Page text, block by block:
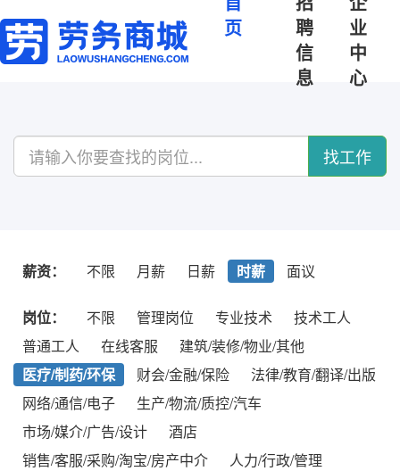
页
聘
信
息
业
中
心
找工作
薪资： 不限 月薪 日薪 时薪 面议
岗位： 不限 管理岗位 专业技术
技术工人
普通工人
在线客服
建筑/装修/物业/其他
医疗/制药/环保
财会/金融/保险
法律/教育/翻译/出版
网络/通信/电子
生产/物流/质控/汽车
市场/媒介/广告/设计
酒店
销售/客服/采购/淘宝/房产中介
人力/行政/管理